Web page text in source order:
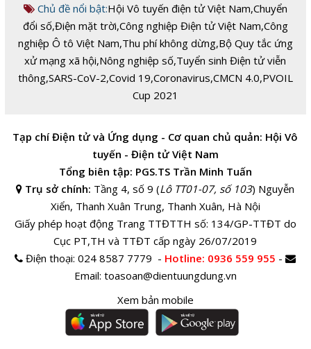
Chủ đề nổi bật:Hội Vô tuyến điện tử Việt Nam,Chuyển
đổi số,Điện mặt trời,Công nghiệp Điện tử Việt Nam,Công
nghiệp Ô tô Việt Nam,Thu phí không dừng,Bộ Quy tắc ứng
xử mạng xã hội,Nông nghiệp số,Tuyển sinh Điện tử viễn
thông,SARS-CoV-2,Covid 19,Coronavirus,CMCN 4.0,PVOIL
Cup 2021
Tạp chí Điện tử và Ứng dụng - Cơ quan chủ quản: Hội Vô
tuyến - Điện tử Việt Nam
Tổng biên tập: PGS.TS Trần Minh Tuấn
Trụ sở chính: Tầng 4, số 9 (Lô TT01-07, số 103) Nguyễn
Xiển, Thanh Xuân Trung, Thanh Xuân, Hà Nội
Giấy phép hoạt động Trang TTĐTTH số: 134/GP-TTĐT do
Cục PT,TH và TTĐT cấp ngày 26/07/2019
Điện thoại:024 8587 7779 - Hotline: 0936 559 955 -
Email: toasoan@dientuungdung.vn
Xem bản mobile